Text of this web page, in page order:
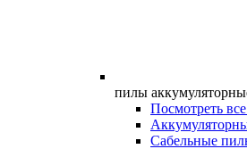
пилы
Посмотреть
Сабельные